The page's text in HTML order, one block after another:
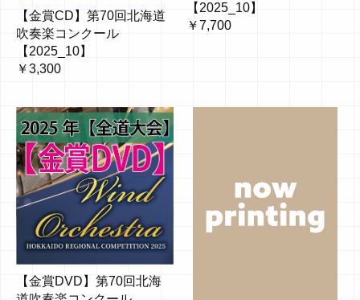
【金賞CD】第70回北海道
吹奏楽コンクール
【2025_10】
￥3,300
【2025_10】
￥7,700
【金賞DVD】第70回北海